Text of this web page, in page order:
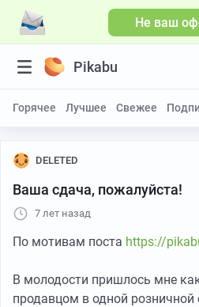
Не ваш
Pikabu
Горячее Лучшее Свежее
DELETED
Ваша сдача, пожалуйста!
7 лет назад
По мотивам поста https://
В молодости пришлось мне
продавцом в одной розничной